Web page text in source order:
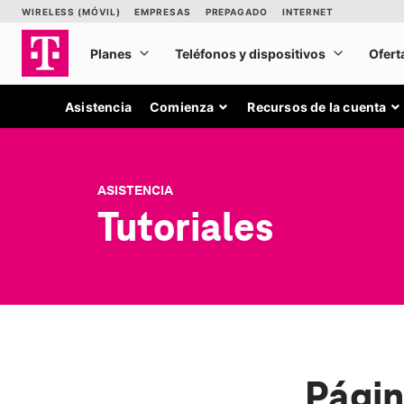
Asistencia Comienza Recursos de la cuenta
ASISTENCIA
Tutoriales